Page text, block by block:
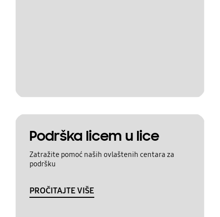
Podrška licem u lice
Zatražite pomoć naših ovlaštenih centara za
podršku
PROČITAJTE VIŠE